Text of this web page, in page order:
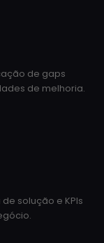
de gaps
de melhoria.
solução e KPIs